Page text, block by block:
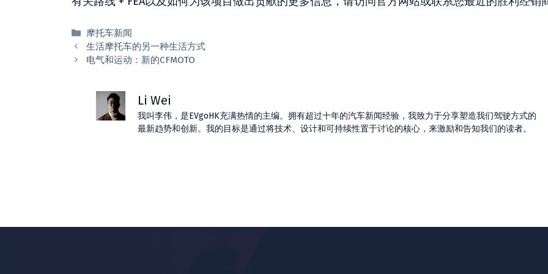
分
类
摩托车新闻
生活摩托车的另一种生活方式
电气和运动：新的CFMOTO
Li Wei
我叫李伟，是EVgoHK充满热情的主编。拥有超过十年的汽车新闻经验，我致力于分享塑造我们驾驶方式的
最新趋势和创新。我的目标是通过将技术、设计和可持续性置于讨论的核心，来激励和告知我们的读者。